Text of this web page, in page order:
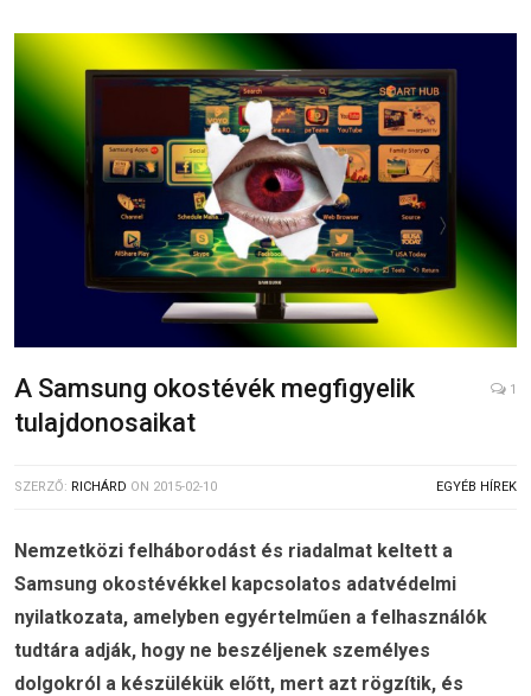
A Samsung okostévék megfigyelik
tulajdonosaikat
1
SZERZŐ: RICHÁRD ON 2015-02-10 EGYÉB HÍREK
Nemzetközi felháborodást és riadalmat keltett a
Samsung okostévékkel kapcsolatos adatvédelmi
nyilatkozata, amelyben egyértelműen a felhasználók
tudtára adják, hogy ne beszéljenek személyes
dolgokról a készülékük előtt, mert azt rögzítik, és